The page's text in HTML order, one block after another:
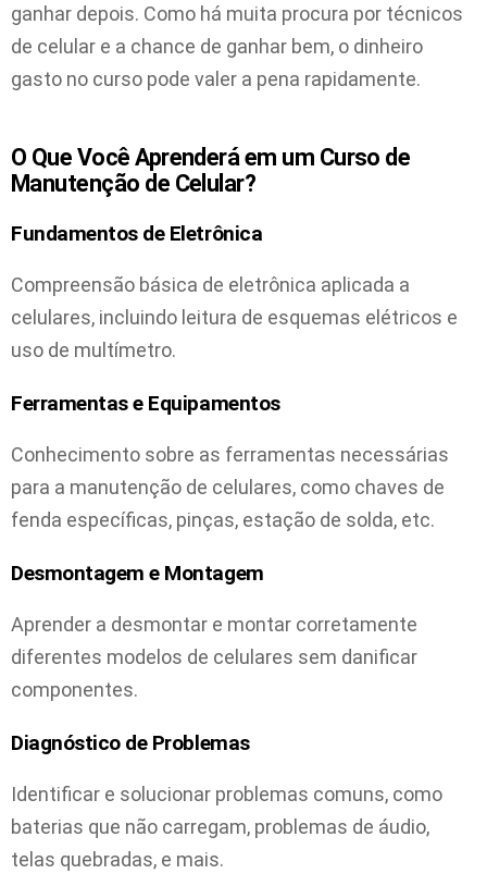
ganhar depois. Como há muita procura por técnicos
de celular e a chance de ganhar bem, o dinheiro
gasto no curso pode valer a pena rapidamente.
O Que Você Aprenderá em um Curso de
Manutenção de Celular?
Fundamentos de Eletrônica
Compreensão básica de eletrônica aplicada a
celulares, incluindo leitura de esquemas elétricos e
uso de multímetro.
Ferramentas e Equipamentos
Conhecimento sobre as ferramentas necessárias
para a manutenção de celulares, como chaves de
fenda específicas, pinças, estação de solda, etc.
Desmontagem e Montagem
Aprender a desmontar e montar corretamente
diferentes modelos de celulares sem danificar
componentes.
Diagnóstico de Problemas
Identificar e solucionar problemas comuns, como
baterias que não carregam, problemas de áudio,
telas quebradas, e mais.